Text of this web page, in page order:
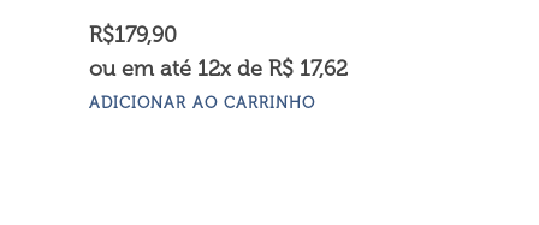
R$179,90
ou em até 12x de R$ 17,62
ADICIONAR AO CARRINHO